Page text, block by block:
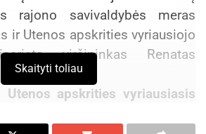
rajono savivaldybės meras
ir Utenos apskrities vyriausiojo
viršininkas Renatas
Utenos apskrities vyriausiasis
Skaityti toliau